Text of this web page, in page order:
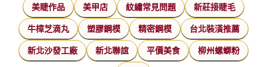
美睫作品 美甲店 紋繡常見問題 新莊接睫毛
牛樟芝滴丸 塑膠鋼模 精密鋼模 台北裝潢推薦
新北沙發工廠 新北聯誼 平價美食 柳州螺螄粉